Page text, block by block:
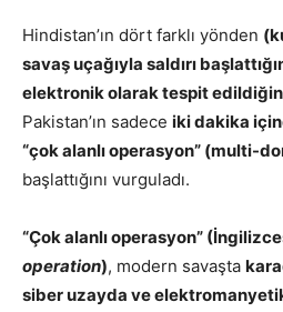
Hindistan’ın dört farklı yönden
savaş uçağıyla saldırı
elektronik olarak tespit
Pakistan’ın sadece iki dakika
“çok alanlı operasyon” (multi-
başlattığını vurguladı.
“Çok alanlı operasyon”
operation), modern savaşta
siber uzayda ve